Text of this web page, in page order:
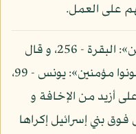
على العمل.
و قد قال سبحانه: «لا إكراه في الدين»: البقرة - 256، و قال
تعالى: «أ فأنت تكره الناس حتى يكونوا مؤمنين»: يونس - 99،
أزيد من الإخافة و
بني إسرائيل إكراها